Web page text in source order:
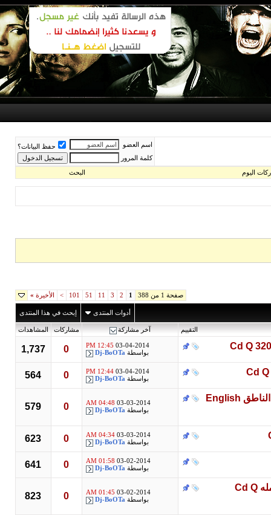
اسم العضو
حفظ البيانات؟
كلمة المرور
البحث
صفحة 1 من 388 1
11
51
101
> الأخيرة»
أدوات المنتدى إبحث في هذا المنتدى
التقييم آخر مشاركة مشاركات المشاهدات
03-04-2014
12:45 PM
بواسطةDj-BoOTa
1,737
03-04-2014
12:44 PM
بواسطةDj-BoOTa
564
اتقن الانجليزية وغيرها من اللغات بكل سهولة مع القاموس الناطق English 03-03-2014
04:48 AM
بواسطةDj-BoOTa
579
03-03-2014
04:34 AM
بواسطةDj-BoOTa
623
03-02-2014
01:58 AM
بواسطةDj-BoOTa
641
تحميل اغنية طارق عبد الحليم - حصلتلك قبل كده 2014 كامله Cd Q 03-02-2014
01:45 AM
بواسطةDj-BoOTa
823